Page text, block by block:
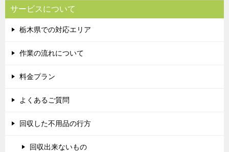
サービスについて
栃木県での対応エリア
作業の流れについて
料金プラン
よくあるご質問
回収した不用品の行方
回収出来ないもの